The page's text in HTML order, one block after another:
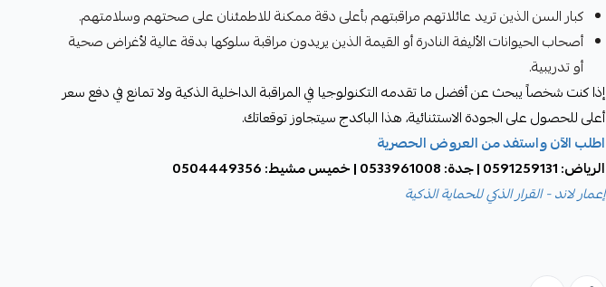
كبار السن الذين تريد عائلاتهم مراقبتهم بأعلى دقة ممكنة للاطمئنان على صحتهم وسلامتهم.
أصحاب الحيوانات الأليفة النادرة أو القيمة الذين يريدون مراقبة سلوكها بدقة عالية لأغراض صحية
أو تدريبية.
إذا كنت شخصاً يبحث عن أفضل ما تقدمه التكنولوجيا في المراقبة الداخلية الذكية ولا تمانع في دفع سعر
أعلى للحصول على الجودة الاستثنائية، هذا الباكدج سيتجاوز توقعاتك.
اطلب الآن واستفد من العروض الحصرية
الرياض: 0591259131 | جدة: 0533961008 | خميس مشيط: 0504449356
إعمار لاند - القرار الذكي للحماية الذكية